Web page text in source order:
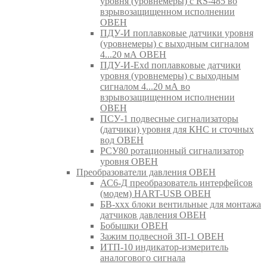
взрывозащищенном исполнении
ОВЕН
ПДУ-И поплавковые датчики уровня
(уровнемеры) с выходным сигналом
4...20 мА ОВЕН
ПДУ-И-Exd поплавковые датчики
уровня (уровнемеры) с выходным
сигналом 4...20 мА во
взрывозащищенном исполнении
ОВЕН
ПСУ-1 подвесные сигнализаторы
(датчики) уровня для КНС и сточных
вод ОВЕН
РСУ80 ротационный сигнализатор
уровня ОВЕН
Преобразователи давления ОВЕН
АС6-Д преобразователь интерфейсов
(модем) HART-USB ОВЕН
БВ-ххх блоки вентильные для монтажа
датчиков давления ОВЕН
Бобышки ОВЕН
Зажим подвесной ЗП-1 ОВЕН
ИТП-10 индикатор-измеритель
аналогового сигнала